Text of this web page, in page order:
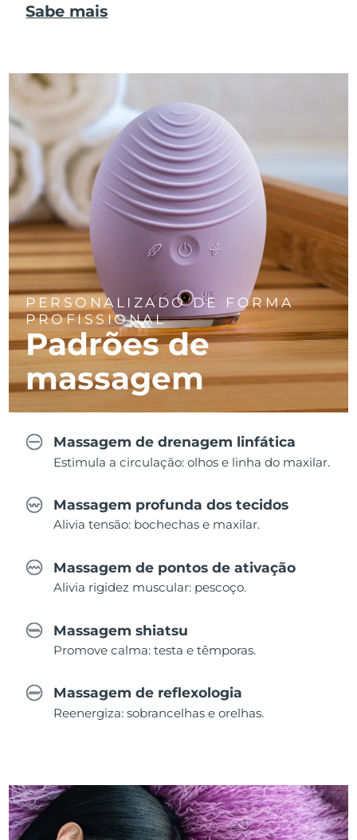
Sabe mais
PERSONALIZADO DE FORMA
PROFISSIONAL
Padrões de
massagem
Massagem de drenagem linfática
Estimula a circulação: olhos e linha do maxilar.
Massagem profunda dos tecidos
Alivia tensão: bochechas e maxilar.
Massagem de pontos de ativação
Alivia rigidez muscular: pescoço.
Massagem shiatsu
Promove calma: testa e têmporas.
Massagem de reflexologia
Reenergiza: sobrancelhas e orelhas.